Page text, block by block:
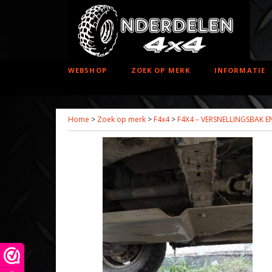
WEBSHOP ZOEK OP MERK INFORMATIE
Home > Zoek op merk > F4x4> F4X4 – VERSNELLINGSBAK